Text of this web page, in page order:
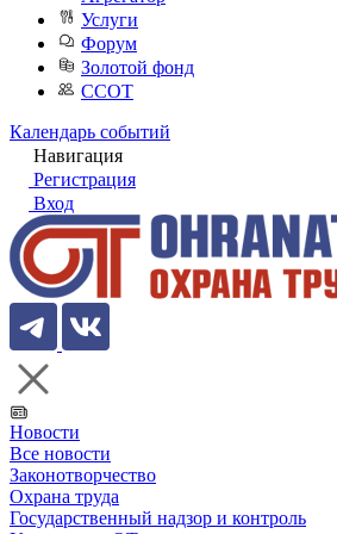
Услуги
Форум
Золотой фонд
ССОТ
Календарь событий
Навигация
Регистрация
Вход
Новости
Все новости
Законотворчество
Охрана труда
Государственный надзор и контроль